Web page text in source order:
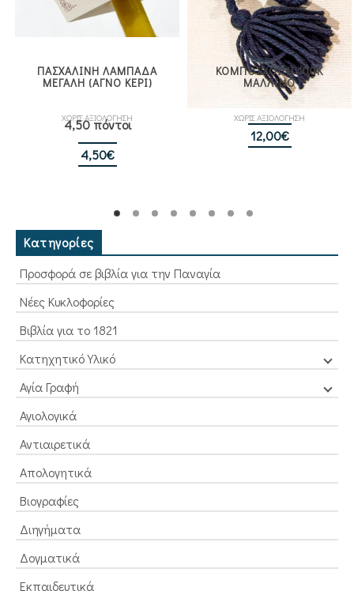
ΠΑΣΧΑΛΙΝΗ ΛΑΜΠΑΔΑ
ΜΕΓΑΛΗ (ΑΓΝΟ ΚΕΡΙ)
ΧΩΡΙΣ ΑΞΙΟΛΟΓΗΣΗ
4,50 πόντοι
4,50€
ΚΟΜΠΟΣΧΟΙΝΙ 100Κ
ΜΑΛΛΙΝΟ
ΧΩΡΙΣ ΑΞΙΟΛΟΓΗΣΗ
12,00€
Κατηγορίες
Προσφορά σε βιβλία για την Παναγία
Νέες Κυκλοφορίες
Βιβλία για το 1821
Κατηχητικό Υλικό
Αγία Γραφή
Αγιολογικά
Αντιαιρετικά
Απολογητικά
Βιογραφίες
Διηγήματα
Δογματικά
Εκπαιδευτικά